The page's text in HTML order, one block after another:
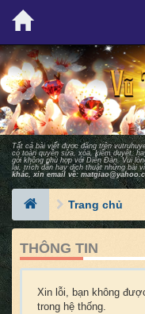
Tất cả bài viết được đăng trên
có toàn quyền sửa, xóa, kiểm duyệt,
gởi không phù hợp với Diễn Ðàn. Vui
lại, trích dẫn hay dịch thuật những bài
khác, xin email về:
Trang chủ
THÔNG TIN
Xin lỗi, bạn không
trong hệ thống.